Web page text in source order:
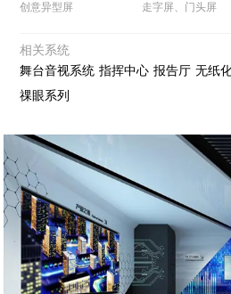
创意异型屏 走字屏、门头屏
相关系统
舞台音视系统 指挥中心 报告厅 无纸
祼眼系列